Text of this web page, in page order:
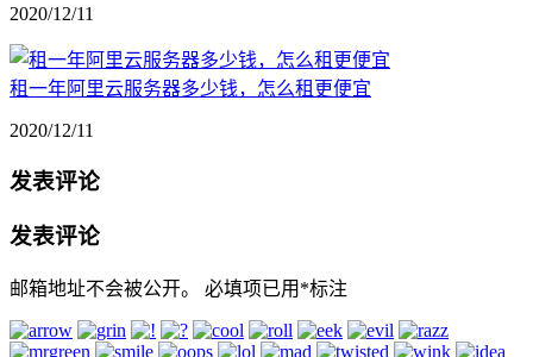
2020/12/11
租一年阿里云服务器多少钱，怎么租更便宜
2020/12/11
发表评论
发表评论
邮箱地址不会被公开。 必填项已用 *标注